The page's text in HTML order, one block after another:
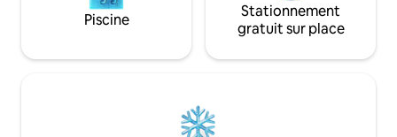
Piscine
Stationnement
gratuit sur place